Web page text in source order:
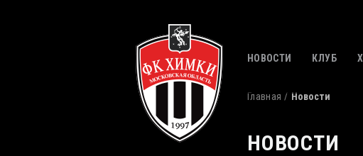
НОВОСТИ КЛУБ
Главная Новости
НОВОСТИ